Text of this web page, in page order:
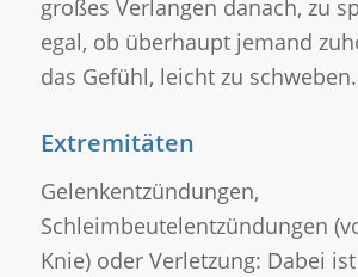
großes Verlangen danach, zu
egal, ob überhaupt jemand
das Gefühl, leicht zu schweben.
Extremitäten
Gelenkentzündungen,
Schleimbeutelentzündungen
Knie) oder Verletzung: Dabei